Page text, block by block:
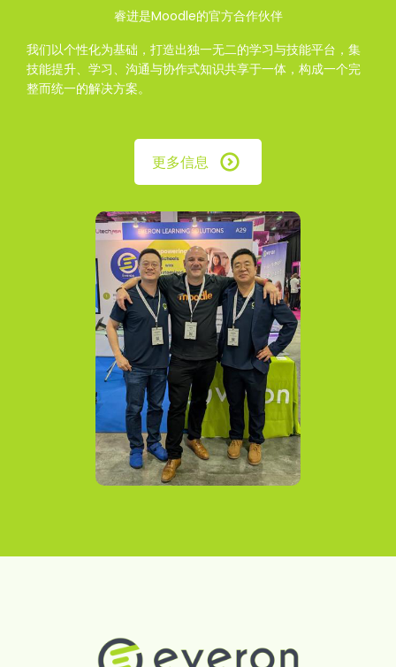
睿进是Moodle的官方合作伙伴
我们以个性化为基础，打造出独一无二的学习与技能平台，集
技能提升、学习、沟通与协作式知识共享于一体，构成一个完
整而统一的解决方案。
更多信息